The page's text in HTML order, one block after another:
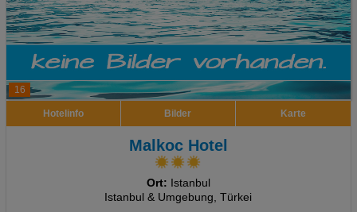
16
Hotelinfo Bilder Karte
Malkoc Hotel
Ort: Istanbul
Istanbul & Umgebung, Türkei